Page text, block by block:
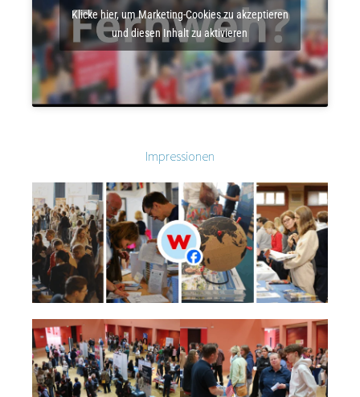
Klicke hier, um Marketing-Cookies zu akzeptieren
und diesen Inhalt zu aktivieren
Impressionen